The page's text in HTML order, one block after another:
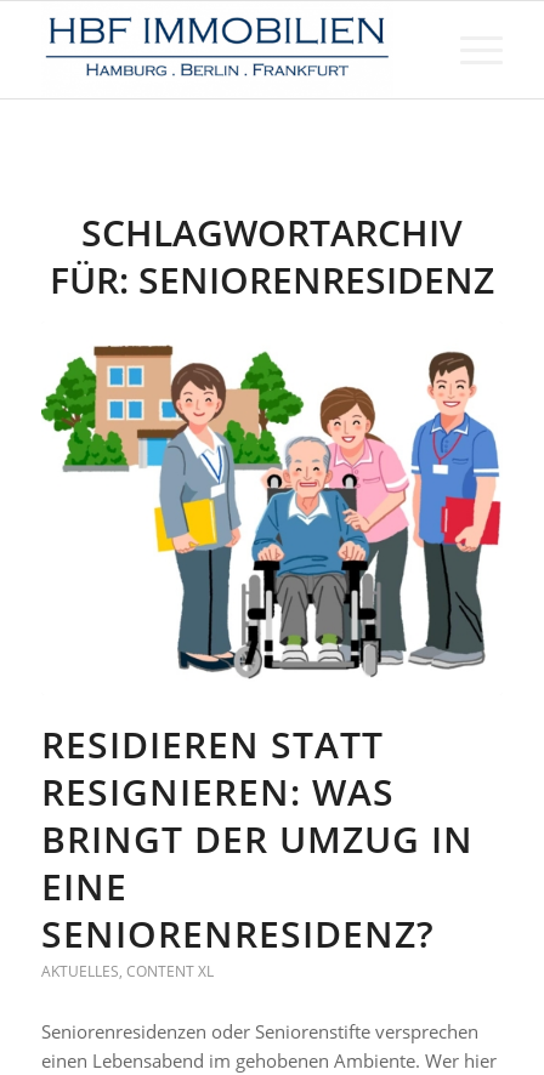
SCHLAGWORTARCHIV
FÜR: SENIORENRESIDENZ
RESIDIEREN STATT
RESIGNIEREN: WAS
BRINGT DER UMZUG IN
EINE
SENIORENRESIDENZ?
AKTUELLES, CONTENT XL
Seniorenresidenzen oder Seniorenstifte versprechen
einen Lebensabend im gehobenen Ambiente. Wer hier